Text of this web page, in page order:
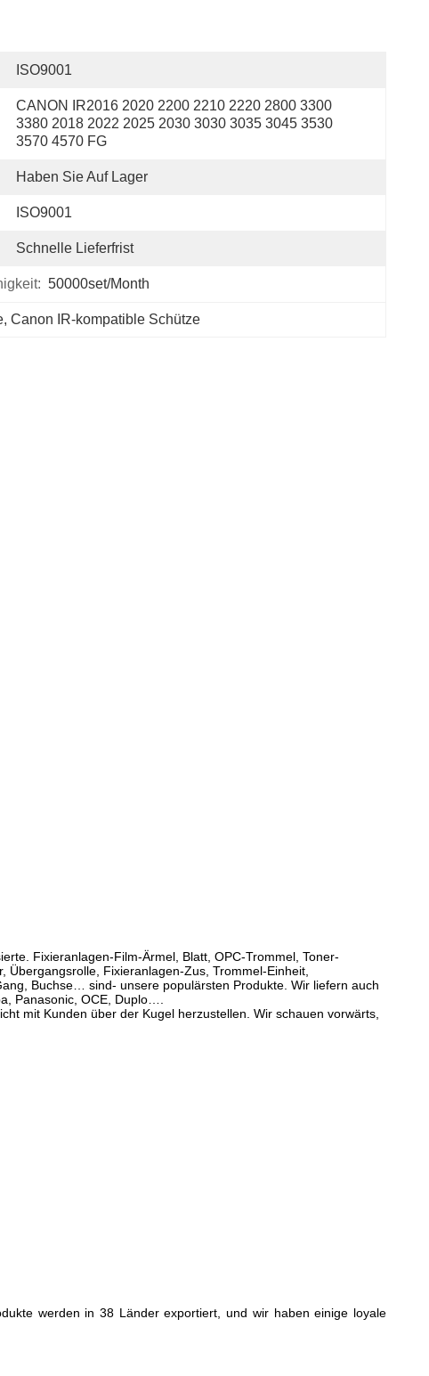
ISO9001
CANON IR2016 2020 2200 2210 2220 2800 3300
3380 2018 2022 2025 2030 3030 3035 3045 3530
3570 4570 FG
Haben Sie Auf Lager
ISO9001
Schnelle Lieferfrist
50000set/Month
, Canon IR-kompatible Schütze
Fixieranlagen-Film-Ärmel, Blatt, OPC-Trommel, Toner-
Fixieranlagen-Zus, Trommel-Einheit,
Buchse… sind- unsere populärsten Produkte. Wir liefern auch
Panasonic, OCE, Duplo….
mit Kunden über der Kugel herzustellen. Wir schauen vorwärts,
werden in 38 Länder exportiert, und wir haben einige loyale